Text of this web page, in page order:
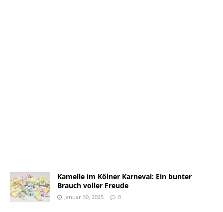
Kamelle im Kölner Karneval: Ein bunter
Brauch voller Freude
Januar 30, 2025 0